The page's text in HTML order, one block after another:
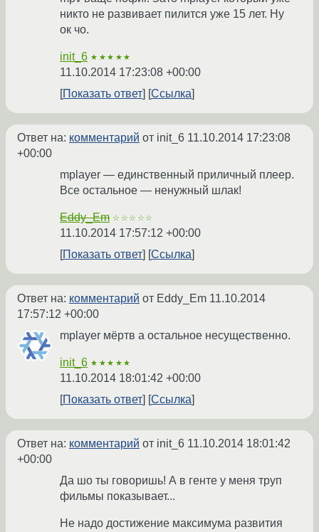
никто не развивает пилится уже 15 лет. Ну
ок чо.
init_6 ★★★★★
11.10.2014 17:23:08 +00:00
Показать ответ
Ссылка
Ответ на: комментарий от init_6 11.10.2014 17:23:08
+00:00
mplayer — единственный приличный плеер.
Все остальное — ненужный шлак!
Eddy_Em ☆☆☆☆☆
11.10.2014 17:57:12 +00:00
Показать ответ
Ссылка
Ответ на: комментарий от Eddy_Em 11.10.2014
17:57:12 +00:00
mplayer мёртв а остальное несущественно.
init_6 ★★★★★
11.10.2014 18:01:42 +00:00
Показать ответ
Ссылка
Ответ на: комментарий от init_6 11.10.2014 18:01:42
+00:00
Да шо ты говоришь! А в генте у меня труп
фильмы показывает...
Не надо достижение максимума развития